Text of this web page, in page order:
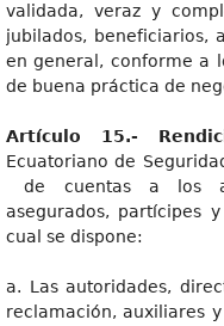
validada, veraz y
jubilados, beneficiarios,
en general, conforme a
de buena práctica de
Artículo 15.-
Ecuatoriano de
de cuentas a los
asegurados, partícipes
cual se dispone:
a. Las autoridades,
reclamación, auxiliares